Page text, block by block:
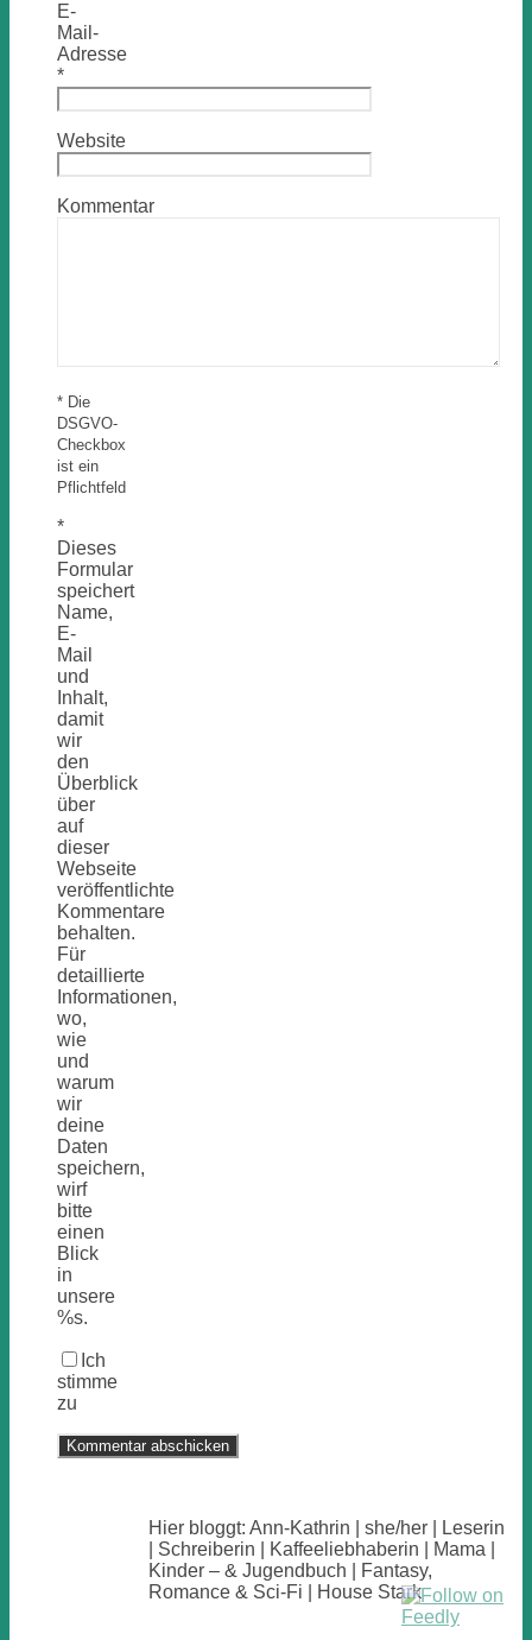
E-
Mail-
Adresse
*
Website
Kommentar
* Die
DSGVO-
Checkbox
ist ein
Pflichtfeld
*
Dieses
Formular
speichert
Name,
E-
Mail
und
Inhalt,
damit
wir
den
Überblick
über
auf
dieser
Webseite
veröffentlichte
Kommentare
behalten.
Für
detaillierte
Informationen,
wo,
wie
und
warum
wir
deine
Daten
speichern,
wirf
bitte
einen
Blick
in
unsere
%s.
Ich
stimme
zu
Hier bloggt: Ann-Kathrin | she/her | Leserin
| Schreiberin | Kaffeeliebhaberin | Mama |
Kinder – & Jugendbuch | Fantasy,
Romance & Sci-Fi | House Stark